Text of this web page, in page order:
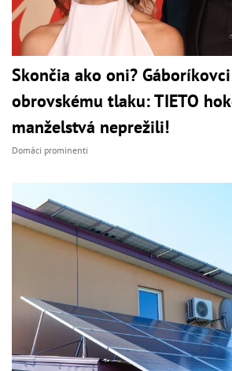
Skončia ako oni?
obrovskému tlaku: TIETO
manželstvá neprežili!
Domáci prominenti